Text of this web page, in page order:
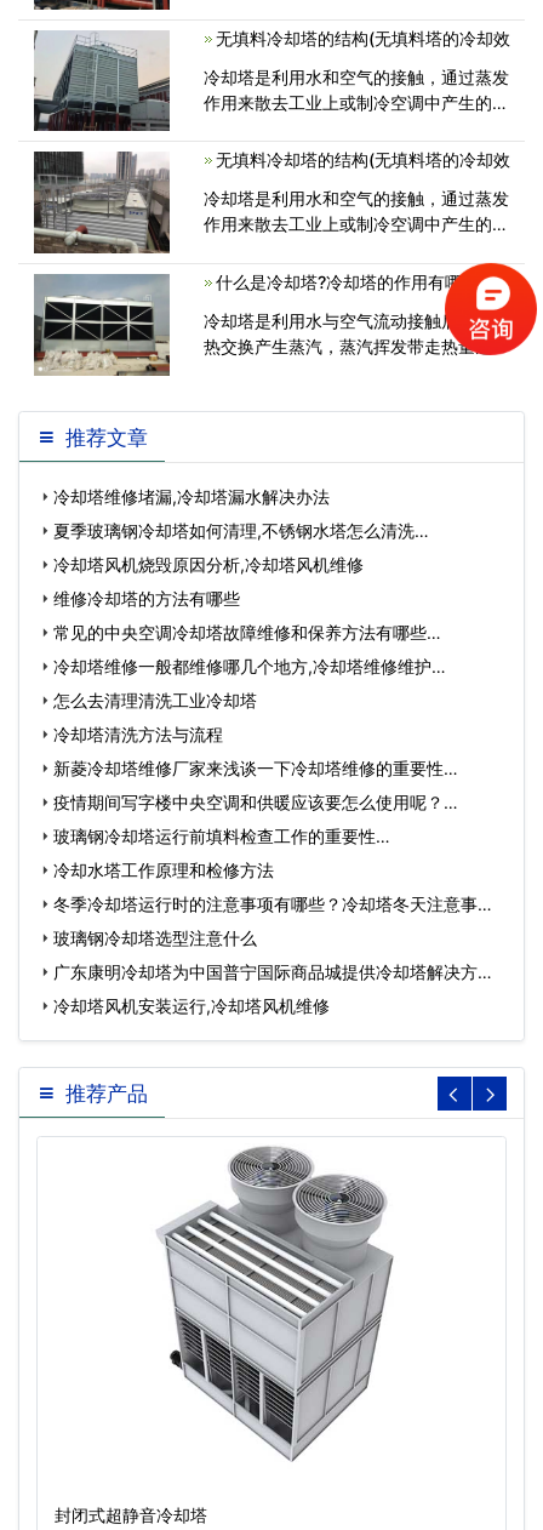
气排至塔外。特性：1、工作效能优异，
胶片吸<
无填料冷却塔的结构(无填料塔的冷却效
冷却塔是利用水和空气的接触，通过蒸发
作用来散去工业上或制冷空调中产生的废
无填料冷却塔的结构(无填料塔的冷却效
冷却塔是利用水和空气的接触，通过蒸发
作用来散去工业上或制冷空调中产生的废
什么是冷却塔?冷却塔的作用有哪些?(冷
冷却塔是利用水与空气流动接触后进行冷
热交换产生蒸汽，蒸汽挥发带走热量达到
推荐文章
冷却塔维修堵漏,冷却塔漏水解决办法
夏季玻璃钢冷却塔如何清理,不锈钢水塔怎么清洗…
冷却塔风机烧毁原因分析,冷却塔风机维修
维修冷却塔的方法有哪些
常见的中央空调冷却塔故障维修和保养方法有哪些…
冷却塔维修一般都维修哪几个地方,冷却塔维修维护…
怎么去清理清洗工业冷却塔
冷却塔清洗方法与流程
新菱冷却塔维修厂家来浅谈一下冷却塔维修的重要性…
疫情期间写字楼中央空调和供暖应该要怎么使用呢？…
玻璃钢冷却塔运行前填料检查工作的重要性…
冷却水塔工作原理和检修方法
冬季冷却塔运行时的注意事项有哪些？冷却塔冬天注意事
项…玻璃钢冷却塔选型注意什么
广东康明冷却塔为中国普宁国际商品城提供冷却塔解决方
案…冷却塔风机安装运行,冷却塔风机维修
推荐产品
封闭式超静音冷却塔